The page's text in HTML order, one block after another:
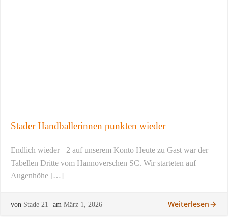
Stader Handballerinnen punkten wieder
Endlich wieder +2 auf unserem Konto Heute zu Gast war der
Tabellen Dritte vom Hannoverschen SC. Wir starteten auf
Augenhöhe […]
von Stade 21 am März 1, 2026 Weiterlesen